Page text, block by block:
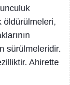
öldürülmeleri,
sürülmeleridir.
Ahirette